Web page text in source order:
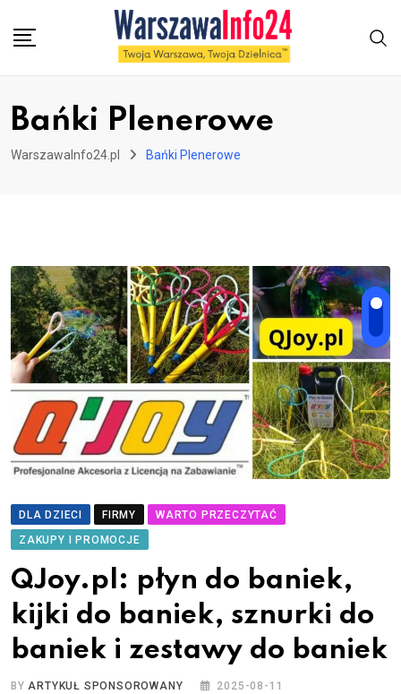
Bańki Plenerowe
WarszawaInfo24.pl Bańki Plenerowe
DLA DZIECI FIRMY
WARTO PRZECZYTAĆ
ZAKUPY I PROMOCJE
QJoy.pl: płyn do baniek,
kijki do baniek, sznurki do
baniek i zestawy do baniek
BYARTYKUŁ SPONSOROWANY 2025-08-11